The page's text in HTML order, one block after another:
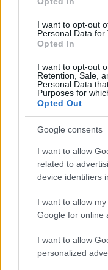
I want to opt-out
Personal Data for
Opted In
I want to opt-out
Retention, Sale,
Personal Data
Purposes for
Opted Out
Google consents
I want to allow
related to
device identifiers
I want to allow
Google for online
I want to allow
personalized